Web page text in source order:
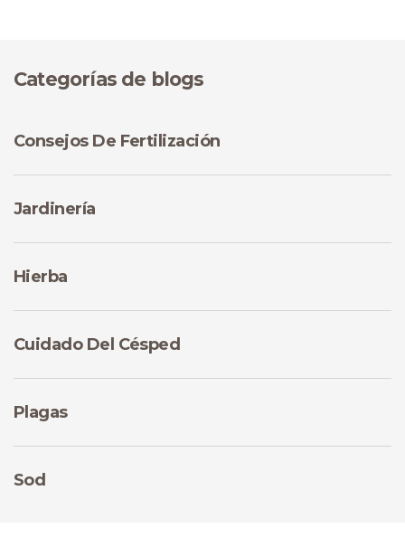
Categorías de blogs
Consejos De Fertilización
Jardinería
Hierba
Cuidado Del Césped
Plagas
Sod